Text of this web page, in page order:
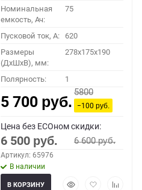
Номинальная
емкость, Ач:
75
Пусковой ток, A: 620
Размеры
(ДхШхВ), мм:
278x175x190
Полярность: 1
5 700 руб.
5800
−100руб.
Цена без ECOном скидки:
6 500 руб. 6 600руб.
Артикул: 65976
В наличии
БыстрыйДобавитьДобавить
В КОРЗИНУ